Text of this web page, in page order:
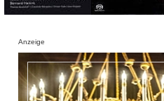
Anzeige